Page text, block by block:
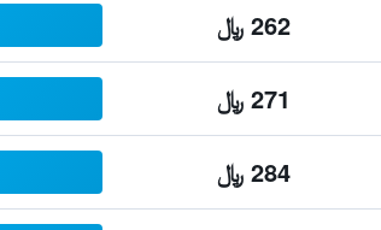
262 ﷼
271 ﷼
284 ﷼